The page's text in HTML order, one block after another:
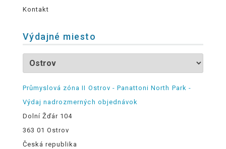
Kontakt
Výdajné miesto
Průmyslová zóna II Ostrov - Panattoni North Park -
Výdaj nadrozmerných objednávok
Dolní Žďár 104
363 01 Ostrov
Česká republika